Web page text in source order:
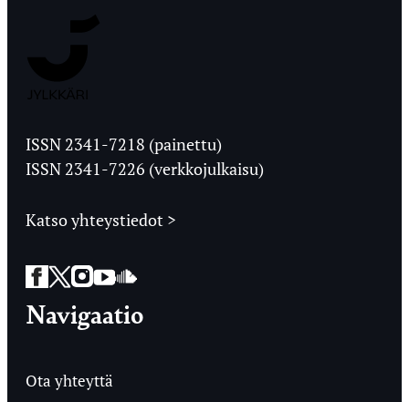
Ylioppilaslehti
ISSN 2341-7218 (painettu)
ISSN 2341-7226 (verkkojulkaisu)
Katso yhteystiedot >
Facebook
Twitter
Instagram
YouTube
SoundCloud
Navigaatio
Ota yhteyttä